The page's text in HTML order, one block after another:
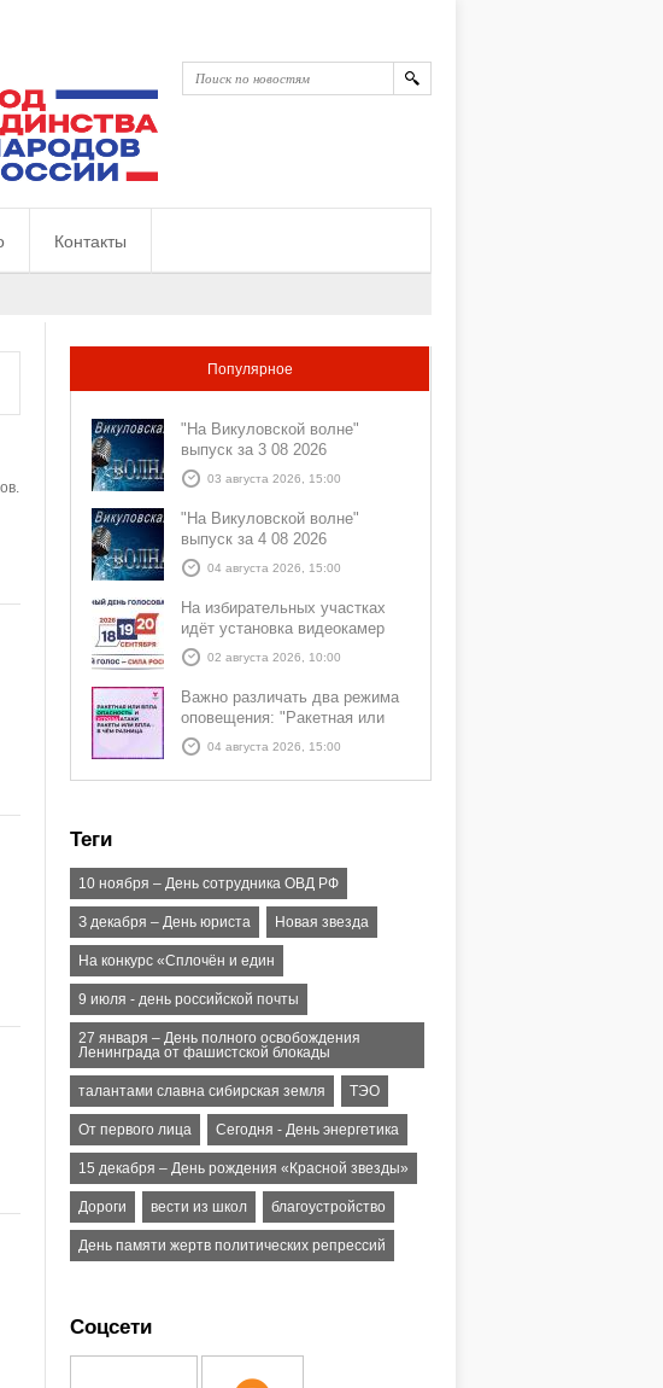
Контакты
Популярное
"На Викуловской волне"
выпуск за 3 08 2026
03 августа 2026, 15:00
"На Викуловской волне"
выпуск за 4 08 2026
04 августа 2026, 15:00
На избирательных участках
идёт установка видеокамер
02 августа 2026, 10:00
Важно различать два режима
оповещения: "Ракетная или
БПЛА опасность" и "Угроза
атаки ракеты или БПЛА"
04 августа 2026, 15:00
Теги
10 ноября – День сотрудника ОВД РФ
З декабря – День юриста Новая звезда
На конкурс «Сплочён и един
9 июля - день российской почты
27 января – День полного освобождения
Ленинграда от фашистской блокады
талантами славна сибирская земля ТЭО
От первого лица Сегодня - День энергетика
15 декабря – День рождения «Красной звезды»
Дороги вести из школ благоустройство
День памяти жертв политических репрессий
Соцсети